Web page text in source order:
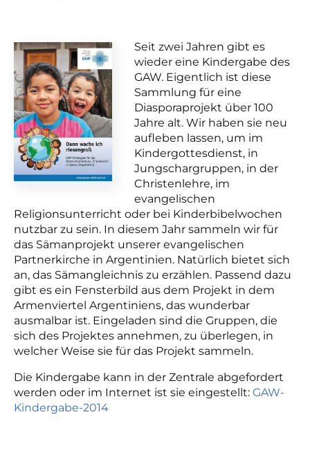
Seit zwei Jahren gibt es
wieder eine Kindergabe des
GAW. Eigentlich ist diese
Sammlung für eine
Diasporaprojekt über 100
Jahre alt. Wir haben sie neu
aufleben lassen, um im
Kindergottesdienst, in
Jungschargruppen, in der
Christenlehre, im
evangelischen
Religionsunterricht oder bei Kinderbibelwochen
nutzbar zu sein. In diesem Jahr sammeln wir für
das Sämanprojekt unserer evangelischen
Partnerkirche in Argentinien. Natürlich bietet sich
an, das Sämangleichnis zu erzählen. Passend dazu
gibt es ein Fensterbild aus dem Projekt in dem
Armenviertel Argentiniens, das wunderbar
ausmalbar ist. Eingeladen sind die Gruppen, die
sich des Projektes annehmen, zu überlegen, in
welcher Weise sie für das Projekt sammeln.
Die Kindergabe kann in der Zentrale abgefordert
werden oder im Internet ist sie eingestellt: GAW-
Kindergabe-2014